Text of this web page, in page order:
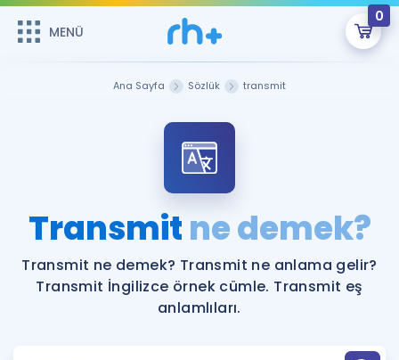
MENÜ
0
ÜYE DEĞİLİM
Sepetin Şu An Boş.
Remzi Hoca ile seni sınava hazırlayacak onlarca eğitim seni
bekliyor!
MENÜ
Faydalı Araçlar
Ana Sayfa Sözlük transmit
Transmitne demek?
Transmit ne demek? Transmit ne anlama gelir?
Transmit İngilizce örnek cümle. Transmit eş
anlamlıları.